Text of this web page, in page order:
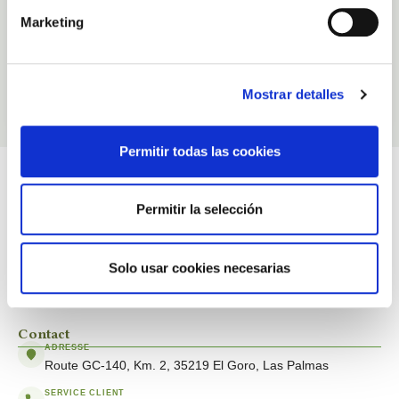
Marketing
Mostrar detalles
Permitir todas las cookies
Permitir la selección
Solo usar cookies necesarias
Finca Canarias Aloe Vera
39,00 €
Ajouter au panier
Finca Canarias Aloe Vera
fabrique des produits naturels à base d'aloe vera biologique. Elle allie
soins de haute qualité directement issus de ses plantations aux Îles
Canaries.
Contact
ADRESSE
Route GC-140, Km. 2, 35219 El Goro, Las Palmas
SERVICE CLIENT